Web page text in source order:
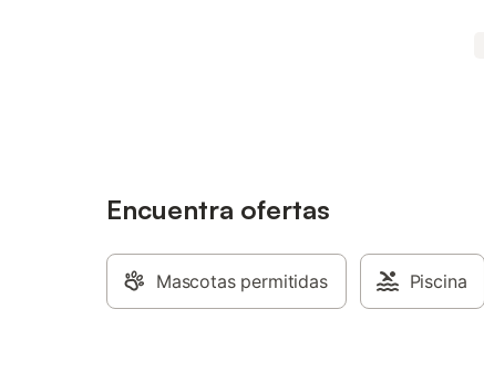
Encuentra ofertas
Mascotas permitidas Piscina